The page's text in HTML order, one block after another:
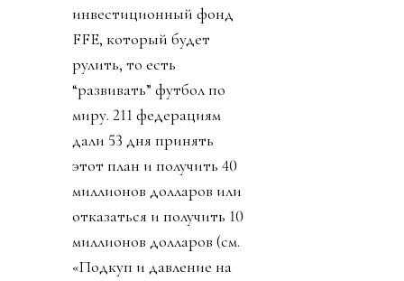
инвестиционный фонд
FFE, который будет
рулить, то есть
“развивать” футбол по
миру. 211 федерациям
дали 53 дня принять
этот план и получить 40
миллионов долларов или
отказаться и получить 10
миллионов долларов (см.
«Подкуп и давление на